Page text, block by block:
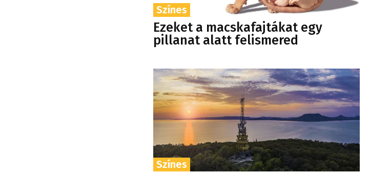
Színes
Ezeket a macskafajtákat egy
pillanat alatt felismered
Színes